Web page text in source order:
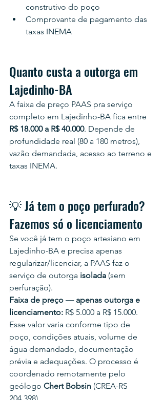
construtivo do poço
Comprovante de pagamento das
taxas INEMA
Quanto custa a outorga em
Lajedinho-BA
A faixa de preço PAAS pra serviço
completo em Lajedinho-BA fica entre
R$ 18.000 a R$ 40.000. Depende de
profundidade real (80 a 180 metros),
vazão demandada, acesso ao terreno e
taxas INEMA.
💡 Já tem o poço perfurado?
Fazemos só o licenciamento
Se você já tem o poço artesiano em
Lajedinho-BA e precisa apenas
regularizar/licenciar, a PAAS faz o
serviço de outorga isolada (sem
perfuração).
Faixa de preço — apenas outorga e
licenciamento: R$ 5.000 a R$ 15.000.
Esse valor varia conforme tipo de
poço, condições atuais, volume de
água demandado, documentação
prévia e adequações. O processo é
coordenado remotamente pelo
geólogo Chert Bobsin (CREA-RS